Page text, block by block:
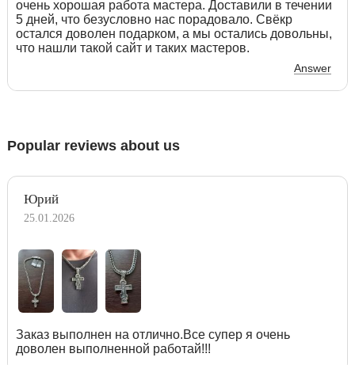
очень хорошая работа мастера. Доставили в течении
5 дней, что безусловно нас порадовало. Свёкр
остался доволен подарком, а мы остались довольны,
что нашли такой сайт и таких мастеров.
Answer
Popular reviews about us
Юрий
25.01.2026
Заказ выполнен на отлично.Все супер я очень
доволен выполненной работай!!!